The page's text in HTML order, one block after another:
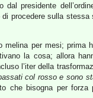
dal presidente
di procedere sulla
melina per mesi;
la cosa; allora
l’iter della
col rosso e sono
che bisogna per